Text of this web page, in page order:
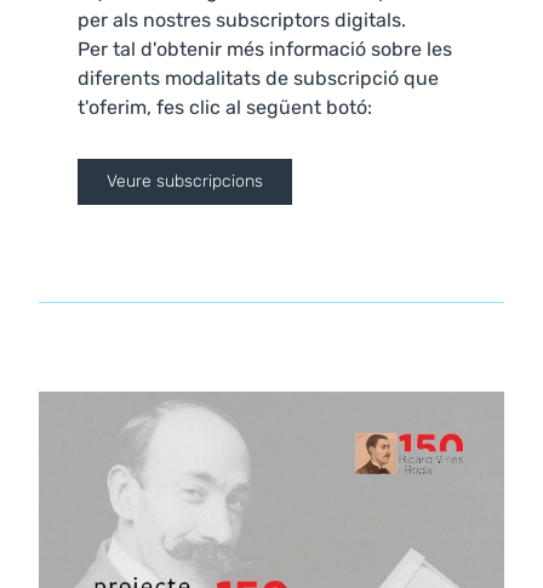
per als nostres subscriptors digitals.
Per tal d'obtenir més informació sobre les
diferents modalitats de subscripció que
t'oferim, fes clic al següent botó:
Veure subscripcions